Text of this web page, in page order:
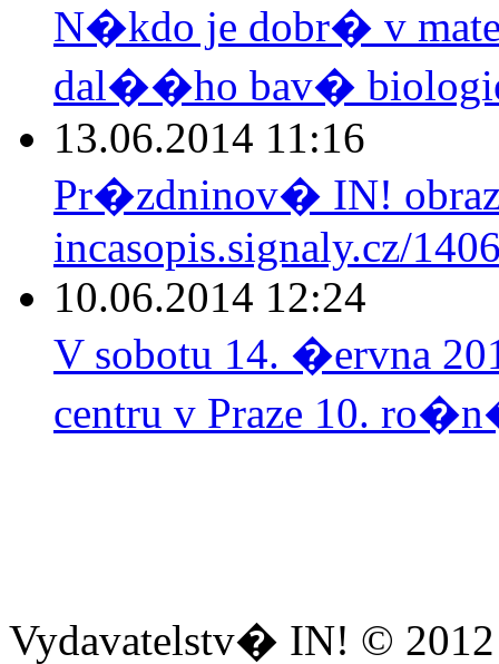
N�kdo je dobr� v
dal��ho bav�
13.06.2014 11:16
Pr�zdninov� IN!
incasopis.signaly.cz/
10.06.2014 12:24
V sobotu 14. �ervna
centru v Praze 10.
Vydavatelstv� IN! ©